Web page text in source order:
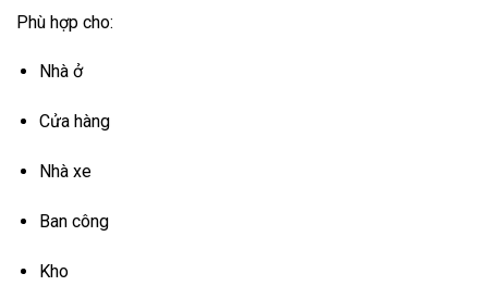
Phù hợp cho:
Nhà ở
Cửa hàng
Nhà xe
Ban công
Kho